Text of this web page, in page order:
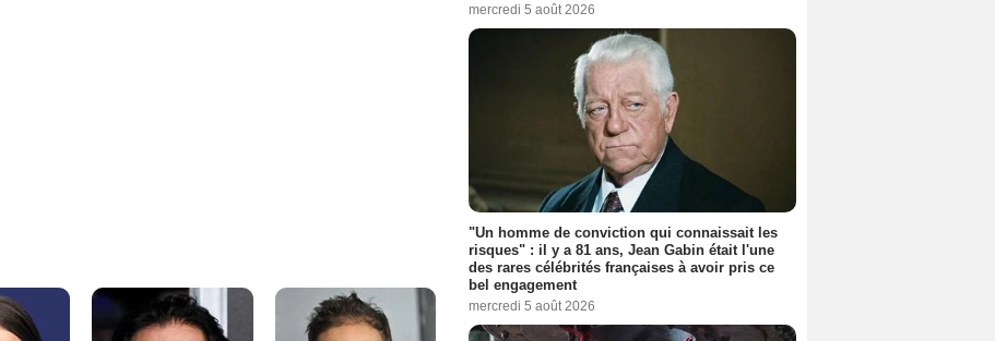
mercredi 5 août 2026
"Un homme de conviction qui connaissait les
risques" : il y a 81 ans, Jean Gabin était l'une
des rares célébrités françaises à avoir pris ce
bel engagement
mercredi 5 août 2026